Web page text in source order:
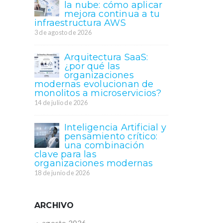
la nube: cómo aplicar
mejora continua a tu
infraestructura AWS
3 de agosto de 2026
Arquitectura SaaS:
¿por qué las
organizaciones
modernas evolucionan de
monolitos a microservicios?
14 de julio de 2026
Inteligencia Artificial y
pensamiento crítico:
una combinación
clave para las
organizaciones modernas
18 de junio de 2026
ARCHIVO